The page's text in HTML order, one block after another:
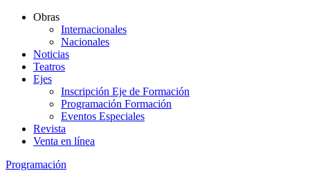
Obras
Internacionales
Nacionales
Noticias
Teatros
Ejes
Inscripción Eje de Formación
Programación Formación
Eventos Especiales
Revista
Venta en línea
Programación